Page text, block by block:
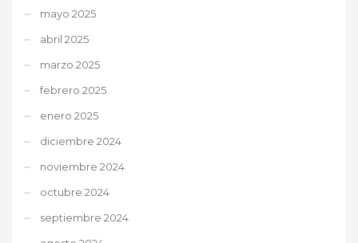
mayo 2025
abril 2025
marzo 2025
febrero 2025
enero 2025
diciembre 2024
noviembre 2024
octubre 2024
septiembre 2024